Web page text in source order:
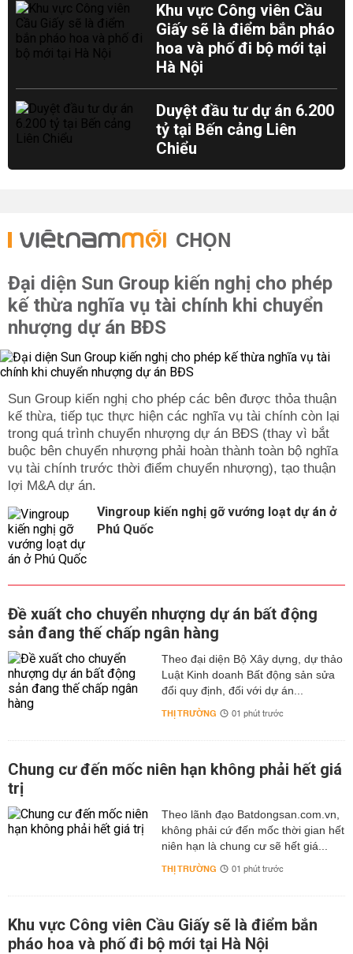
Khu vực Công viên Cầu
Giấy sẽ là điểm bắn pháo
hoa và phố đi bộ mới tại
Hà Nội
Duyệt đầu tư dự án 6.200
tỷ tại Bến cảng Liên
Chiểu
CHỌN
Đại diện Sun Group kiến nghị cho phép
kế thừa nghĩa vụ tài chính khi chuyển
nhượng dự án BĐS
Sun Group kiến nghị cho phép các bên được thỏa thuận
kế thừa, tiếp tục thực hiện các nghĩa vụ tài chính còn lại
trong quá trình chuyển nhượng dự án BĐS (thay vì bắt
buộc bên chuyển nhượng phải hoàn thành toàn bộ nghĩa
vụ tài chính trước thời điểm chuyển nhượng), tạo thuận
lợi M&A dự án.
Vingroup kiến nghị gỡ vướng loạt dự án ở
Phú Quốc
Đề xuất cho chuyển nhượng dự án bất động
sản đang thế chấp ngân hàng
Theo đại diện Bộ Xây dựng, dự thảo
Luật Kinh doanh Bất động sản sửa
đổi quy định, đối với dự án...
THỊ TRƯỜNG 01 phút trước
Chung cư đến mốc niên hạn không phải hết giá
trị
Theo lãnh đạo Batdongsan.com.vn,
không phải cứ đến mốc thời gian hết
niên hạn là chung cư sẽ hết giá...
THỊ TRƯỜNG 01 phút trước
Khu vực Công viên Cầu Giấy sẽ là điểm bắn
pháo hoa và phố đi bộ mới tại Hà Nội